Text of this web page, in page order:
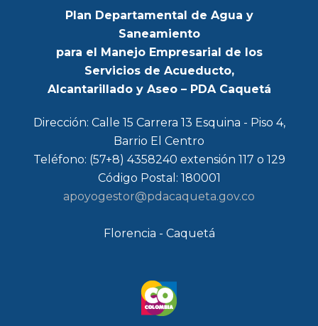
Plan Departamental de Agua y
Saneamiento
para el Manejo Empresarial de los
Servicios de Acueducto,
Alcantarillado y Aseo – PDA Caquetá
Dirección: Calle 15 Carrera 13 Esquina - Piso 4,
Barrio El Centro
Teléfono: (57+8) 4358240 extensión 117 o 129
Código Postal: 180001
apoyogestor@pdacaqueta.gov.co
Florencia - Caquetá